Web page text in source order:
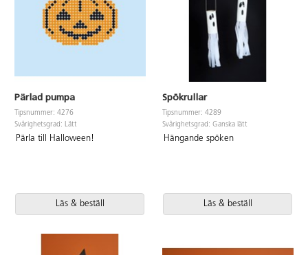
Pärlad pumpa
Tipsnummer: 4276
Svårighetsgrad: Lätt
Pärla till Halloween!
Läs & beställ
Spökrullar
Tipsnummer: 4289
Svårighetsgrad: Ganska lätt
Hängande spöken
Läs & beställ